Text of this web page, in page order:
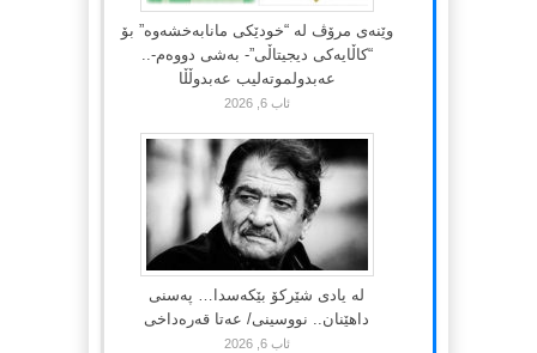
وێنەی مرۆڤ لە “خودێکی مانابەخشەوە” بۆ
“کاڵایەکی دیجیتاڵی”- بەشی دووەم-..
عەبدولموتەلیب عەبدوڵڵا
ئاب 6, 2026
لە یادی شێرکۆ بێکەسدا… پەسنی
داهێنان.. نووسینی/ عەتا قەرەداخی
ئاب 6, 2026